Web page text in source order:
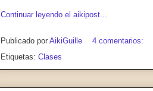
Continuar leyendo el aikipost...
Publicado por AikiGuille
4 comentarios:
Etiquetas: Clases